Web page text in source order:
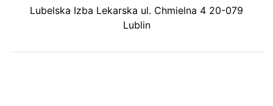
Lubelska Izba Lekarska ul. Chmielna 4 20-079
Lublin